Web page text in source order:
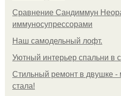
Сравнение Сандиммун
иммуносупрессорами
Наш самодельный лофт.
Уютный интерьер спальни в
Стильный ремонт в двушке -
стала!